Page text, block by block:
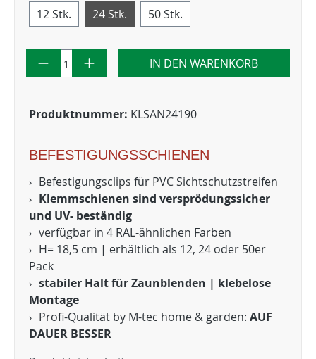
12 Stk.
24 Stk. 50 Stk.
IN DEN WARENKORB
Produktnummer: KLSAN24190
BEFESTIGUNGSSCHIENEN
Befestigungsclips für PVC Sichtschutzstreifen
Klemmschienen sind versprödungssicher
und UV- beständig
verfügbar in 4 RAL-ähnlichen Farben
H= 18,5 cm | erhältlich als 12, 24 oder 50er
Pack
stabiler Halt für Zaunblenden | klebelose
Montage
Profi-Qualität by M-tec home & garden: AUF
DAUER BESSER